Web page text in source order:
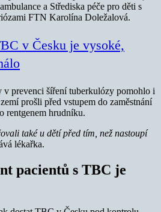
a Střediska péče pro děti s
FTN Karolína Doležalová.
v Česku je vysoké,
v prevenci šíření tuberkulózy pomohlo i
prošli před vstupem do zaměstnání
rentgenem hrudníku.
také u dětí před tím, než nastoupí
lékařka.
pacientů s TBC je